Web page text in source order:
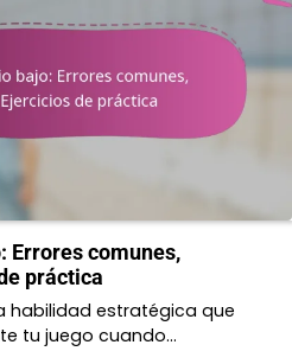
Errores comunes,
práctica
habilidad estratégica que
tu juego cuando…